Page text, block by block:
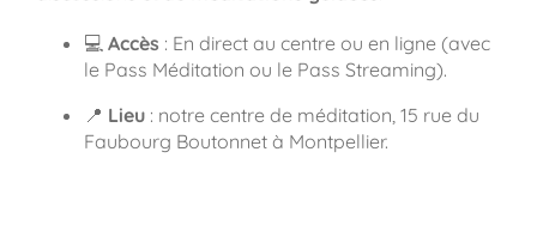
💻 Accès : En direct au centre ou en ligne (avec
le Pass Méditation ou le Pass Streaming).
📍 Lieu: notre centre de méditation, 15 rue du
Faubourg Boutonnet à Montpellier.